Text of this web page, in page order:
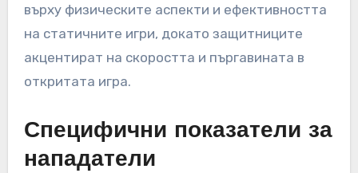
върху физическите аспекти и ефективността
на статичните игри, докато защитниците
акцентират на скоростта и пъргавината в
откритата игра.
Специфични показатели за
нападатели